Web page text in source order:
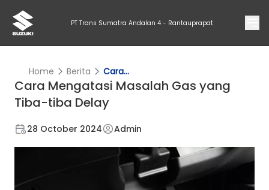
PT Trans Sumatra Andalan 4 - Rantauprapat
Home Berita Cara...
Cara Mengatasi Masalah Gas yang
Tiba-tiba Delay
28 October 2024 Admin